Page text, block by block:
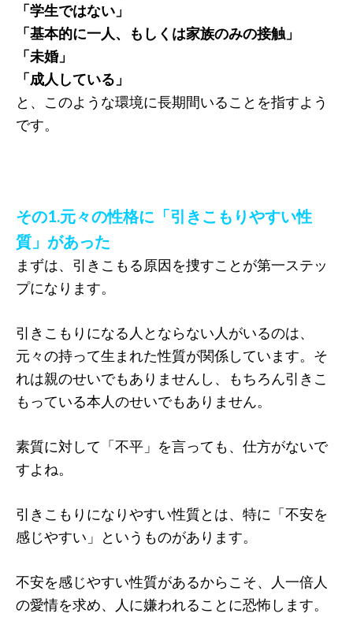
「学生ではない」
「基本的に一人、もしくは家族のみの接触」
「未婚」
「成人している」
と、このような環境に長期間いることを指すよう
です。
その1.元々の性格に「引きこもりやすい性
質」があった
まずは、引きこもる原因を捜すことが第一ステッ
プになります。
引きこもりになる人とならない人がいるのは、
元々の持って生まれた性質が関係しています。そ
れは親のせいでもありませんし、もちろん引きこ
もっている本人のせいでもありません。
素質に対して「不平」を言っても、仕方がないで
すよね。
引きこもりになりやすい性質とは、特に「不安を
感じやすい」というものがあります。
不安を感じやすい性質があるからこそ、人一倍人
の愛情を求め、人に嫌われることに恐怖します。